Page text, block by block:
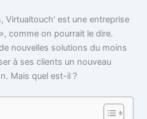
Virtualtouch’ est une entreprise
comme on pourrait le dire.
nouvelles solutions du moins
à ses clients un nouveau
Mais quel est-il ?